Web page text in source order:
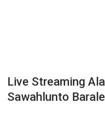
Live Streaming
Sawahlunto